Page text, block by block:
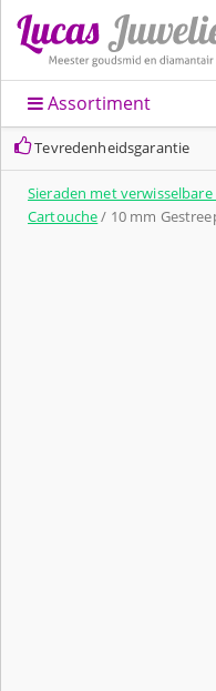
Assortiment
Tevredenheidsgarantie
Sieraden met
Cartouche/ 10 mm